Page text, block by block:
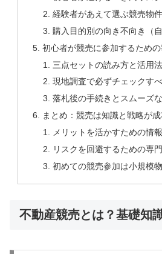
経験者があえて選ぶ競売物
購入目的別の向き不向き（
初心者が競売に参加するため
三点セットの読み方と活用法
現地調査で必ずチェックす
落札後の手続きとスムーズ
まとめ：競売は知識と戦略が
メリットを活かすための情
リスクを回避するための専
初めての競売参加は小規模
不動産競売とは？基礎知